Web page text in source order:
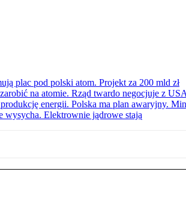
plac pod polski atom. Projekt za 200 mld zł
na atomie. Rząd twardo negocjuje z USA
energii. Polska ma plan awaryjny.
wysycha. Elektrownie jądrowe stają